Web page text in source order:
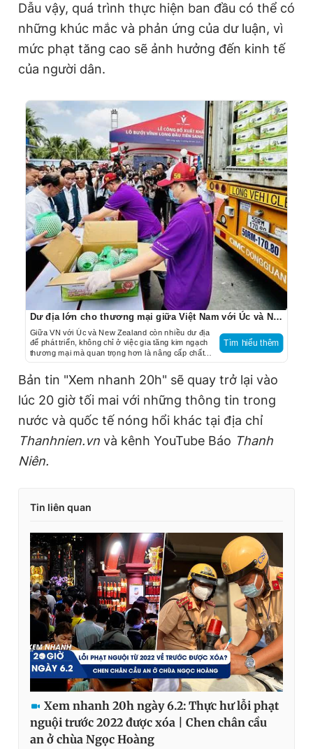
Dẫu vậy, quá trình thực hiện ban đầu có thể có
những khúc mắc và phản ứng của dư luận, vì
mức phạt tăng cao sẽ ảnh hưởng đến kinh tế
của người dân.
Dư địa lớn cho thương mại giữa Việt Nam với Úc và New Zealand
Giữa VN với Úc và New Zealand còn nhiều dư địa
để phát triển, không chỉ ở việc gia tăng kim ngạch
thương mại mà quan trọng hơn là nâng cấp chất
lượng hợp tác, đầu tư để tham gia sâu hơn vào
chuỗi cung ứng toàn cầu.
Tìm hiểu thêm
Bản tin "Xem nhanh 20h" sẽ quay trở lại vào
lúc 20 giờ tối mai với những thông tin trong
nước và quốc tế nóng hổi khác tại địa chỉ
Thanhnien.vn và kênh YouTube Báo Thanh
Niên.
Tin liên quan
Xem nhanh 20h ngày 6.2: Thực hư lỗi phạt
nguội trước 2022 được xóa | Chen chân cầu
an ở chùa Ngọc Hoàng